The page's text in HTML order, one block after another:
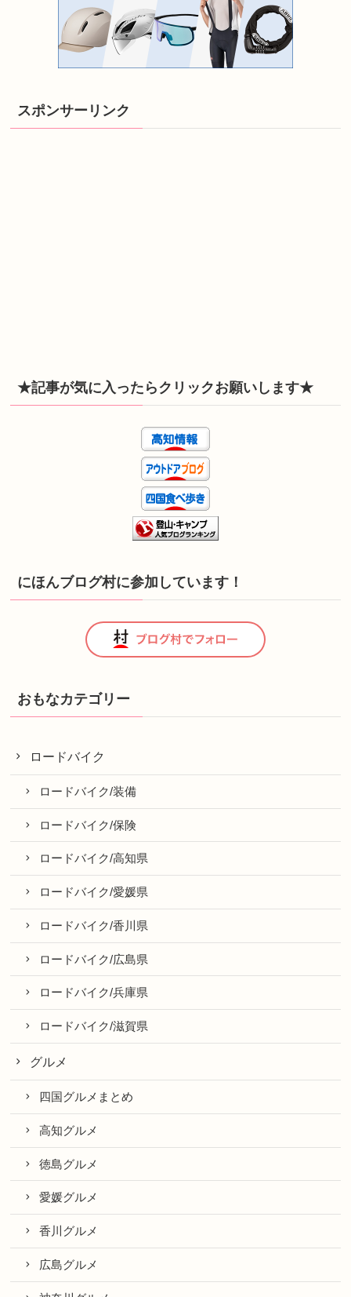
スポンサーリンク
★記事が気に入ったらクリックお願いします★
にほんブログ村に参加しています！
おもなカテゴリー
ロードバイク
ロードバイク/装備
ロードバイク/保険
ロードバイク/高知県
ロードバイク/愛媛県
ロードバイク/香川県
ロードバイク/広島県
ロードバイク/兵庫県
ロードバイク/滋賀県
グルメ
四国グルメまとめ
高知グルメ
徳島グルメ
愛媛グルメ
香川グルメ
広島グルメ